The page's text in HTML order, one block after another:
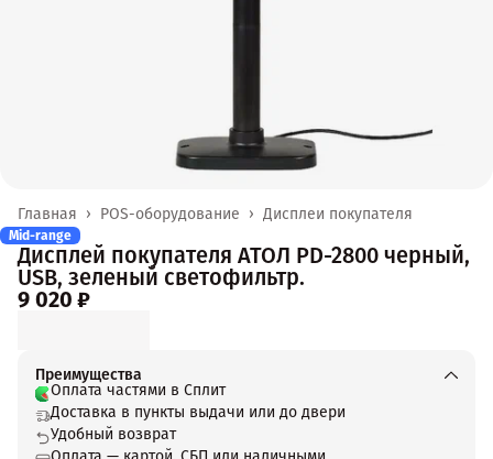
Дисплеи покупателя
POS-оборудование ›
Главная ›
Mid-range
Дисплей покупателя АТОЛ PD-2800 черный,
USB, зеленый светофильтр.
9 020 ₽
Преимущества
Оплата частями в Сплит
Доставка в пункты выдачи или до двери
Удобный возврат